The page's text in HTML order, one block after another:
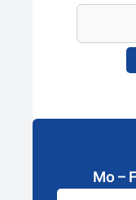
Mo –